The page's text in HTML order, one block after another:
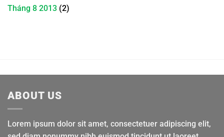
Tháng 8 2013 (2)
ABOUT US
Lorem ipsum dolor sit amet, consectetuer adipiscing elit,